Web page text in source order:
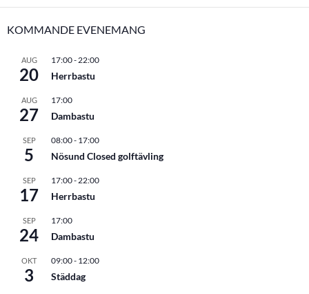
KOMMANDE EVENEMANG
AUG
20
17:00- 22:00
Herrbastu
AUG
27
17:00
Dambastu
SEP
5
08:00- 17:00
Nösund Closed golftävling
SEP
17
17:00- 22:00
Herrbastu
SEP
24
17:00
Dambastu
OKT
3
09:00- 12:00
Städdag